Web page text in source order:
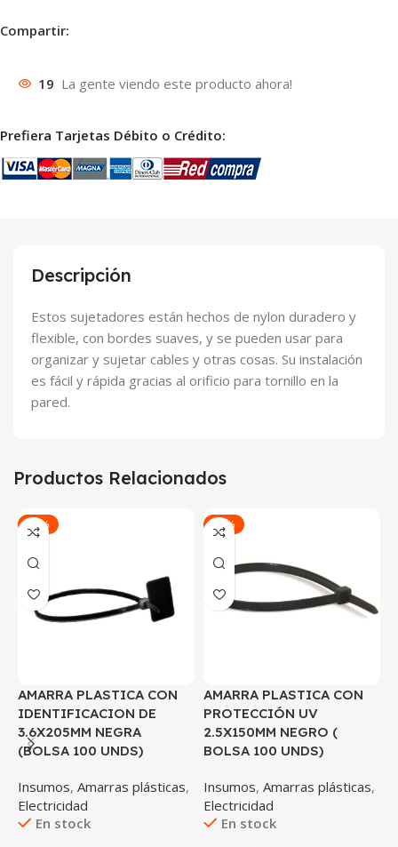
Compartir:
19 La gente viendo este producto ahora!
Prefiera Tarjetas Débito o Crédito:
Descripción
Estos sujetadores están hechos de nylon duradero y
flexible, con bordes suaves, y se pueden usar para
organizar y sujetar cables y otras cosas. Su instalación
es fácil y rápida gracias al orificio para tornillo en la
pared.
Productos Relacionados
-45%
AMARRA PLASTICA CON
IDENTIFICACION DE
3.6X205MM NEGRA
(BOLSA 100 UNDS)
Insumos, Amarras plásticas,
Electricidad
En stock
-54%
AMARRA PLASTICA CON
PROTECCIÓN UV
2.5X150MM NEGRO (
BOLSA 100 UNDS)
Insumos, Amarras plásticas,
Electricidad
En stock